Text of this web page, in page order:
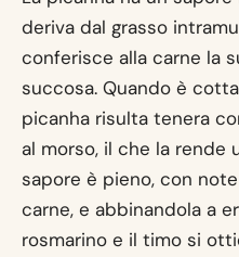
deriva dal grasso
conferisce alla carne la
succosa. Quando è
picanha risulta tenera
al morso, il che la rende
sapore è pieno, con
carne, e abbinandola a
rosmarino e il timo si